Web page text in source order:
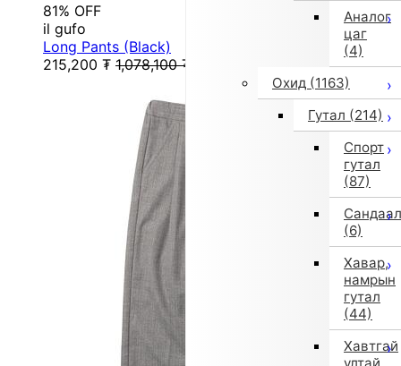
Аналог
цаг
(4)
Охид (1163)
Гутал (214)
Спорт
гутал
(87)
Сандаал
(6)
Хавар,
намрын
гутал
(44)
Хавтгай
81% OFF
il gufo
Long Pants (Black)
215,200 ₮ 1,078,100 ₮